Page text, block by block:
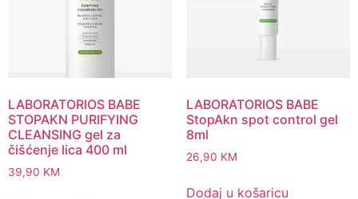
LABORATORIOS BABE
STOPAKN PURIFYING
CLEANSING gel za
čišćenje lica 400 ml
39,90 KM
LABORATORIOS BABE
StopAkn spot control gel
8ml
26,90 KM
Dodaj u košaricu